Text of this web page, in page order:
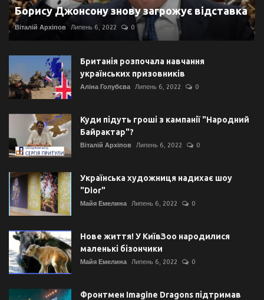
Борису Джонсону знову загрожує відставка
Віталій Архіпов Липень 6, 2022 0
Британія розпочала навчання
українських призовників
Аліна Голубєва Липень 6, 2022 0
Куди підуть гроші з кампанії "Народний
Байрактар"?
Віталій Архіпов Липень 6, 2022 0
Українська художниця надихає шоу
"Dior"
Майя Емелина Липень 6, 2022 0
Нове життя! У КиївЗоо народилися
маленькі бізончики
Майя Емелина Липень 6, 2022 0
Фронтмен Imagine Dragons підтримав